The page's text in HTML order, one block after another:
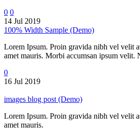
0 0
14 Jul 2019
100% Width Sample (Demo)
Lorem Ipsum. Proin gravida nibh vel velit
amet mauris. Morbi accumsan ipsum velit.
0
16 Jul 2019
images blog post (Demo)
Lorem Ipsum. Proin gravida nibh vel velit
amet mauris.